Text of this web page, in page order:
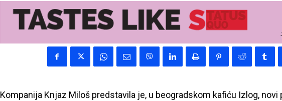
Kompanija Knjaz Miloš predstavila je, u beogradskom kafiću Izlog, novi